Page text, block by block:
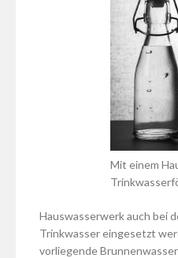
Mit einem
Hauswasserwerk auch bei
Trinkwasser eingesetzt
vorliegende